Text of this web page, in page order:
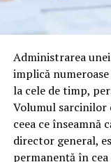
Administrarea
implică
la cele de timp,
Volumul sarcinilor
ceea ce înseamnă
director general,
permanență în